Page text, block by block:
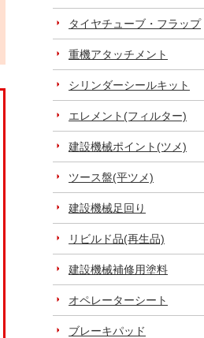
タイヤチューブ・フラップ
重機アタッチメント
シリンダーシールキット
エレメント(フィルター)
建設機械ポイント(ツメ)
ツース盤(平ツメ)
建設機械足回り
リビルド品(再生品)
建設機械補修用塗料
オペレーターシート
ブレーキパッド